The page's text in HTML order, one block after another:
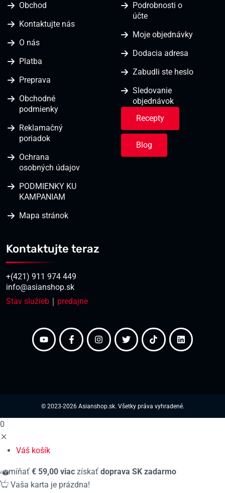
Obchod
Kontaktujte nás
O nás
Platba
Preprava
Obchodné
podmienky
Reklamačný
poriadok
Ochrana
osobných údajov
PODMIENKY KU
KAMPANIAM
Mapa stránok
Podrobnosti o
účte
Moje objednávky
Dodacia adresa
Zabudli ste heslo
Sledovanie
objednávok
Recepty
Blog
Kontaktujte teraz
+(421) 911 974 449
info@asianshop.sk
Stav služieb ｜ predajne
© 2023-2026 Asianshop.sk. Všetky práva vyhradené.
0
Váš košík
míňať € 59,00 viac získať doprava SK zadarmo
Vaša karta je prázdna!